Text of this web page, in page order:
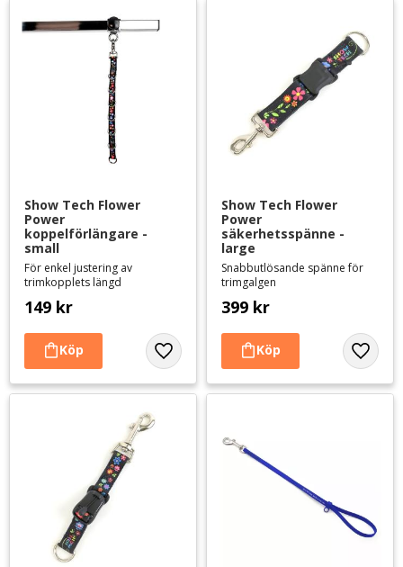
Show Tech Flower
Power
koppelförlängare -
small
För enkel justering av
trimkopplets längd
149 kr
Lägg till i favoriter
Show Tech Flower
Power
säkerhetsspänne -
large
Snabbutlösande spänne för
trimgalgen
399 kr
Lägg